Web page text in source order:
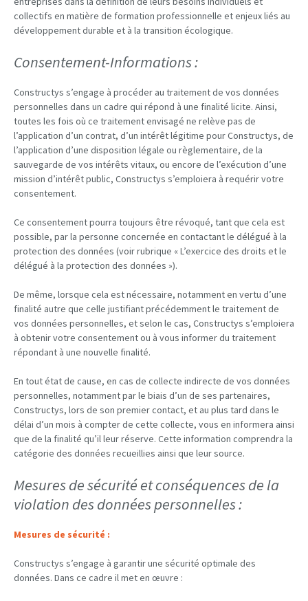
collectifs en matière de formation professionnelle et enjeux liés au
développement durable et à la transition écologique.
Consentement-Informations :
Constructys s’engage à procéder au traitement de vos données
personnelles dans un cadre qui répond à une finalité licite. Ainsi,
toutes les fois où ce traitement envisagé ne relève pas de
l’application d’un contrat, d’un intérêt légitime pour Constructys, de
l’application d’une disposition légale ou règlementaire, de la
sauvegarde de vos intérêts vitaux, ou encore de l’exécution d’une
mission d’intérêt public, Constructys s’emploiera à requérir votre
consentement.
Ce consentement pourra toujours être révoqué, tant que cela est
possible, par la personne concernée en contactant le délégué à la
protection des données (voir rubrique « L’exercice des droits et le
délégué à la protection des données »).
De même, lorsque cela est nécessaire, notamment en vertu d’une
finalité autre que celle justifiant précédemment le traitement de
vos données personnelles, et selon le cas, Constructys s’emploiera
à obtenir votre consentement ou à vous informer du traitement
répondant à une nouvelle finalité.
En tout état de cause, en cas de collecte indirecte de vos données
personnelles, notamment par le biais d’un de ses partenaires,
Constructys, lors de son premier contact, et au plus tard dans le
délai d’un mois à compter de cette collecte, vous en informera ainsi
que de la finalité qu’il leur réserve. Cette information comprendra la
catégorie des données recueillies ainsi que leur source.
Mesures de sécurité et conséquences de la
violation des données personnelles :
Mesures de sécurité :
Constructys s’engage à garantir une sécurité optimale des
données. Dans ce cadre il met en œuvre :